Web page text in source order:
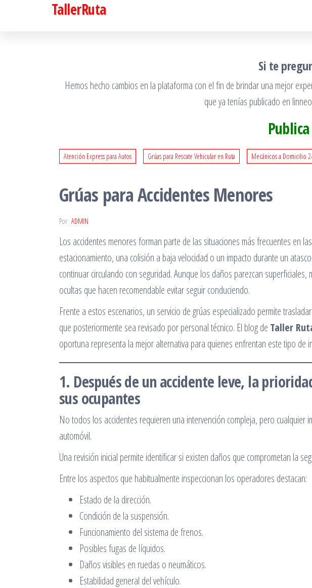
TallerRuta
Si te
Hemos hecho cambios en la plataforma con el fin de brindar una mejor
que ya tenías publicado en
Atención Express para Autos Grúas para Rescate Vehicular en Ruta Mecánicos a Domicilio
Grúas para Accidentes Menores
Por ADMIN
Los accidentes menores forman parte de las situaciones más frecuentes en
estacionamiento, una colisión a baja velocidad o un impacto durante un
continuar circulando con seguridad. Aunque los daños parezcan superficiales,
ocultas que hacen recomendable evitar seguir conduciendo.
Frente a estos escenarios, un servicio de grúas especializado permite
que posteriormente sea revisado por personal técnico. El blog de Taller
oportuna representa la mejor alternativa para quienes enfrentan este tipo de
1. Después de un accidente leve, la
sus ocupantes
No todos los accidentes requieren una intervención compleja, pero cualquier
automóvil.
Una revisión inicial permite identificar si existen daños que comprometan la
Entre los aspectos que habitualmente inspeccionan los operadores destacan:
Estado de la dirección.
Condición de la suspensión.
Funcionamiento del sistema de frenos.
Posibles fugas de líquidos.
Daños visibles en ruedas o neumáticos.
Estabilidad general del vehículo.